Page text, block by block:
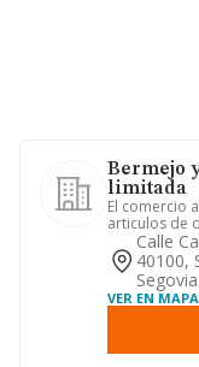
Bermejo
limitada
El comercio
articulos de
limpieza,
Calle
40100,
Segovia
VER EN MAPA